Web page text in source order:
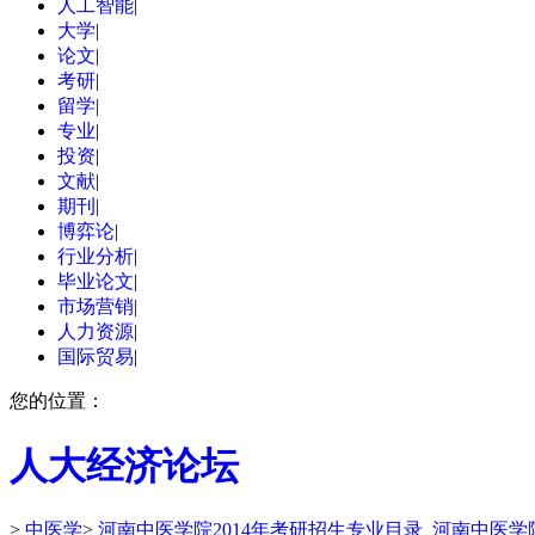
人工智能
大学|
论文|
考研|
留学|
专业|
投资|
文献|
期刊 |
博弈论|
行业分析|
毕业论文|
市场营销|
人力资源|
国际贸易|
您的位置：
人大经济论坛
> 中医学> 河南中医学院2014年考研招生专业目录_河南中医学